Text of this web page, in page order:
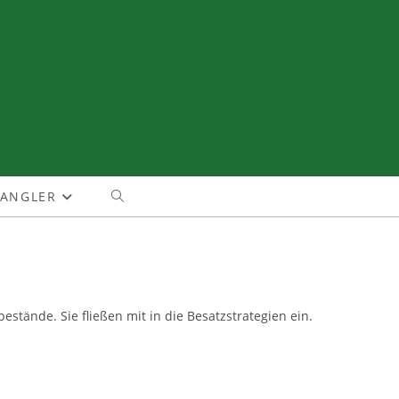
WEBSITE-
Sie fließen mit in die Besatzstrategien ein.